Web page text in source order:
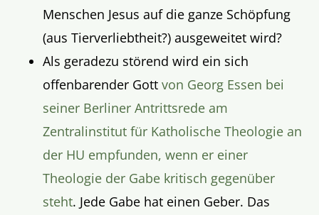
Menschen Jesus auf die ganze Schöpfung
(aus Tierverliebtheit?) ausgeweitet wird?
Als geradezu störend wird ein sich
offenbarender Gott von Georg Essen bei
seiner Berliner Antrittsrede am
Zentralinstitut für Katholische Theologie an
der HU empfunden, wenn er einer
Theologie der Gabe kritisch gegenüber
steht. Jede Gabe hat einen Geber. Das